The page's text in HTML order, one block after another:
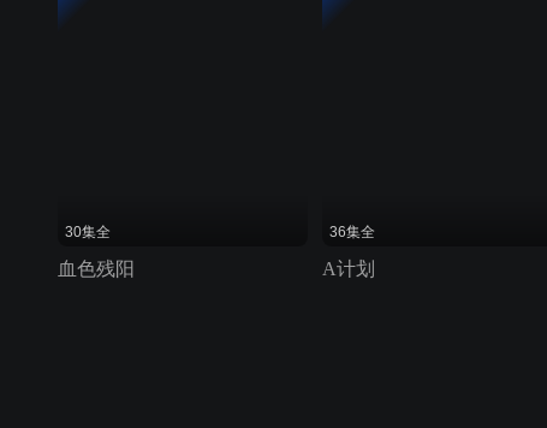
30集全
血色残阳
36集全
A计划